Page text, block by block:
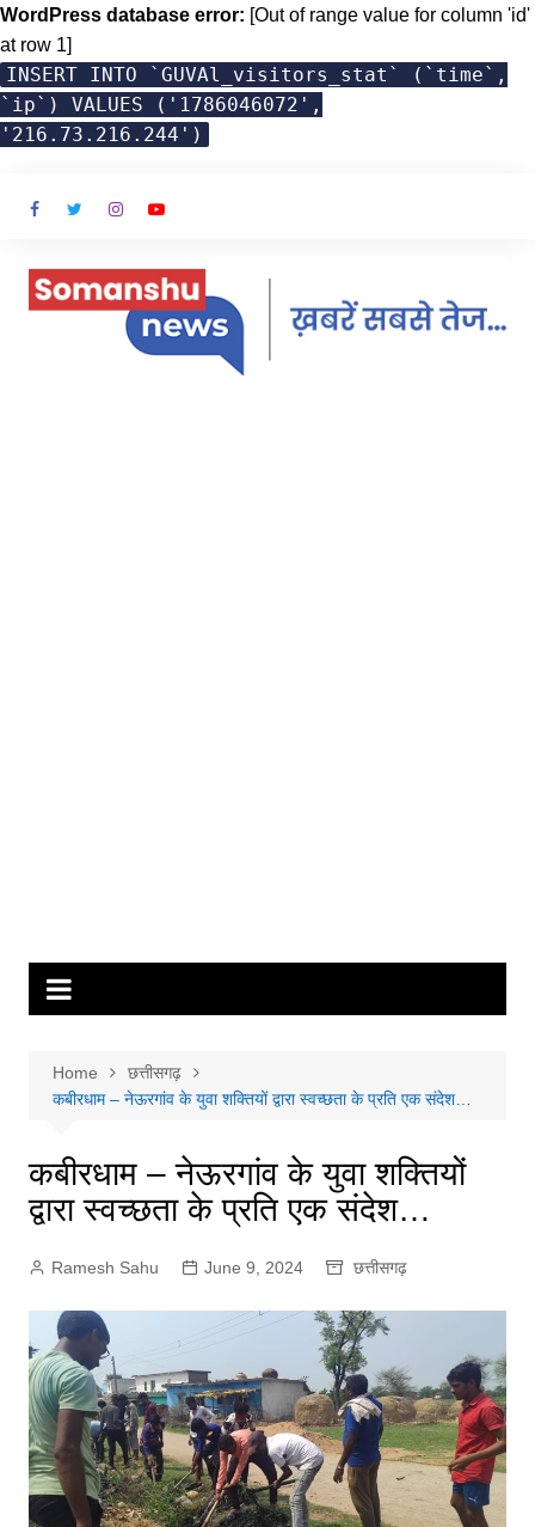
WordPress database error: [Out of range value for column 'id'
at row 1]
INSERT INTO `GUVAl_visitors_stat` (`time`,
`ip`) VALUES ('1786046072',
'216.73.216.244')
Home
छत्तीसगढ़
कबीरधाम – नेऊरगांव के युवा शक्तियों द्वारा स्वच्छता के प्रति एक संदेश…
कबीरधाम – नेऊरगांव के युवा शक्तियों
द्वारा स्वच्छता के प्रति एक संदेश…
Ramesh Sahu June 9, 2024 छत्तीसगढ़